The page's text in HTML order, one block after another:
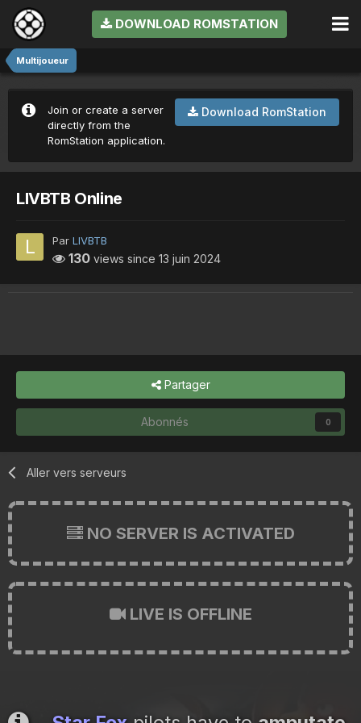
DOWNLOAD ROMSTATION
Multijoueur
Download RomStation
Join or create a server
directly from the
RomStation application.
LIVBTB Online
Par LIVBTB
130 views since 13 juin 2024
Partager
Abonnés 0
Aller vers serveurs
NO SERVER IS ACTIVATED
LIVE IS OFFLINE